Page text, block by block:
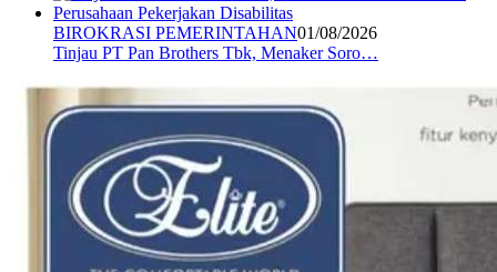
BIROKRASI PEMERINTAHAN01/08/2026
Tinjau PT Pan Brothers Tbk, Menaker Soro…